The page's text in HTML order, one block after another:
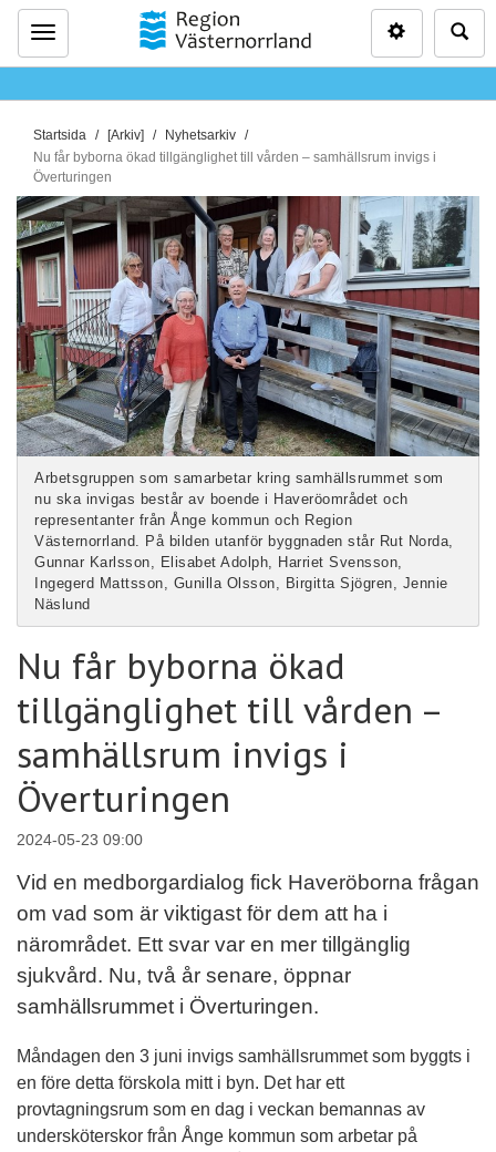
Meny
D
u
ä
r
h
ä
r
:
Startsida [Arkiv]
Nyhetsarkiv
Nu får byborna ökad tillgänglighet till vården – samhällsrum invigs i
Överturingen
Arbetsgruppen som samarbetar kring samhällsrummet som
nu ska invigas består av boende i Haveröområdet och
representanter från Ånge kommun och Region
Västernorrland. På bilden utanför byggnaden står Rut Norda,
Gunnar Karlsson, Elisabet Adolph, Harriet Svensson,
Ingegerd Mattsson, Gunilla Olsson, Birgitta Sjögren, Jennie
Näslund
Nu får byborna ökad
tillgänglighet till vården –
samhällsrum invigs i
Överturingen
2024-05-23 09:00
Vid en medborgardialog fick Haveröborna frågan
om vad som är viktigast för dem att ha i
närområdet. Ett svar var en mer tillgänglig
sjukvård. Nu, två år senare, öppnar
samhällsrummet i Överturingen.
Måndagen den 3 juni invigs samhällsrummet som byggts i
en före detta förskola mitt i byn. Det har ett
provtagningsrum som en dag i veckan bemannas av
undersköterskor från Ånge kommun som arbetar på